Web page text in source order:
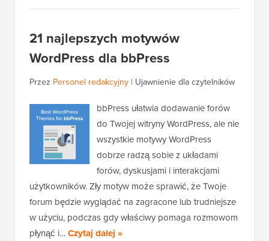
21 najlepszych motywów
WordPress dla bbPress
Przez Personel redakcyjny | Ujawnienie dla czytelników
bbPress ułatwia dodawanie forów
do Twojej witryny WordPress, ale nie
wszystkie motywy WordPress
dobrze radzą sobie z układami
forów, dyskusjami i interakcjami
użytkowników. Zły motyw może sprawić, że Twoje
forum będzie wyglądać na zagracone lub trudniejsze
w użyciu, podczas gdy właściwy pomaga rozmowom
płynąć i…Czytaj dalej »